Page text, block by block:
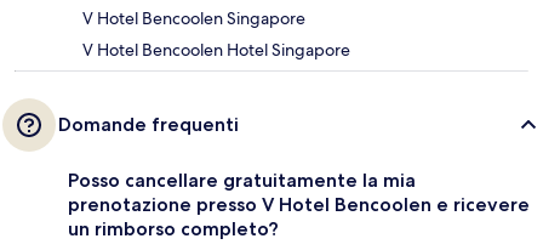
V Hotel Bencoolen Singapore
V Hotel Bencoolen Hotel Singapore
Domande frequenti
Posso cancellare gratuitamente la mia
prenotazione presso V Hotel Bencoolen e ricevere
un rimborso completo?